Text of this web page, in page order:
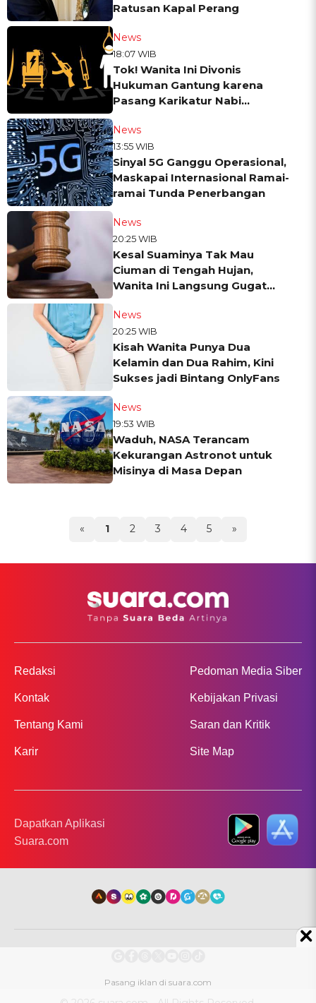
Ratusan Kapal Perang
News
18:07 WIB
Tok! Wanita Ini Divonis
Hukuman Gantung karena
Pasang Karikatur Nabi
Whatsapp
News
13:55 WIB
Sinyal 5G Ganggu Operasional,
Maskapai Internasional Ramai-
ramai Tunda Penerbangan
News
20:25 WIB
Kesal Suaminya Tak Mau
Ciuman di Tengah Hujan,
Wanita Ini Langsung Gugat
News
20:25 WIB
Kisah Wanita Punya Dua
Kelamin dan Dua Rahim, Kini
Sukses jadi Bintang OnlyFans
News
19:53 WIB
Waduh, NASA Terancam
Kekurangan Astronot untuk
Misinya di Masa Depan
« 1 2 3 4 5 »
Redaksi
Kontak
Tentang Kami
Karir
Pedoman Media Siber
Kebijakan Privasi
Saran dan Kritik
Site Map
Dapatkan Aplikasi
Suara.com